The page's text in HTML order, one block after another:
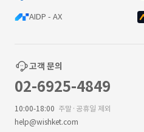
AIDP - AX
고객 문의
02-6925-4849
10:00-18:00 주말·공휴일 제외
help@wishket.com